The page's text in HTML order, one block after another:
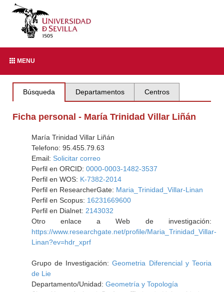
MENU
Búsqueda Departamentos Centros
Ficha personal - María Trinidad Villar Liñán
María Trinidad Villar Liñán
Telefono: 95.455.79.63
Email: Solicitar correo
Perfil en ORCID: 0000-0003-1482-3537
Perfil en WOS: K-7382-2014
Perfil en ResearcherGate: Maria_Trinidad_Villar-Linan
Perfil en Scopus: 16231669600
Perfil en Dialnet: 2143032
Otro enlace a Web de investigación:
https://www.researchgate.net/profile/Maria_Trinidad_Villar-
Linan?ev=hdr_xprf
Grupo de Investigación:Geometria Diferencial y Teoria
de Lie
Departamento/Unidad: Geometría y Topología